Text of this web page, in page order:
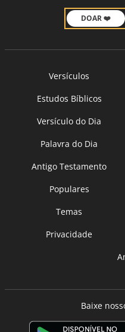
DOAR ❤️
Versículos
Estudos Bíblicos
Versículo do Dia
Palavra do Dia
Antigo Testamento
Populares
Temas
Privacidade
Baixe